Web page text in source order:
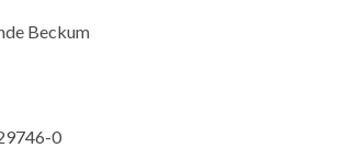
Beckum
0